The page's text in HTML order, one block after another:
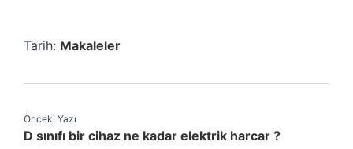
Tarih: Makaleler
Önceki Yazı
D sınıfı bir cihaz ne kadar elektrik harcar ?